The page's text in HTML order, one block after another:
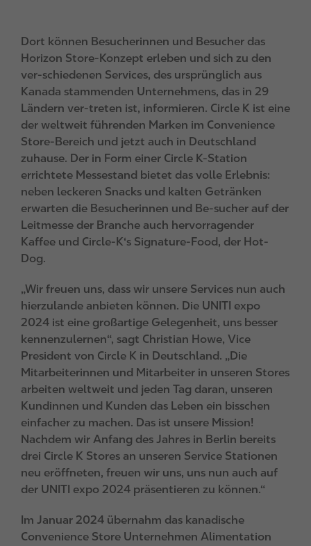
Dort können Besucherinnen und Besucher das
Horizon Store-Konzept erleben und sich zu den
ver-schiedenen Services, des ursprünglich aus
Kanada stammenden Unternehmens, das in 29
Ländern ver-treten ist, informieren. Circle K ist eine
der weltweit führenden Marken im Convenience
Store-Bereich und jetzt auch in Deutschland
zuhause. Der in Form einer Circle K-Station
errichtete Messestand bietet das volle Erlebnis:
neben leckeren Snacks und kalten Getränken
erwarten die Besucherinnen und Be-sucher auf der
Leitmesse der Branche auch hervorragender
Kaffee und Circle-K‘s Signature-Food, der Hot-
Dog.
„Wir freuen uns, dass wir unsere Services nun auch
hierzulande anbieten können. Die UNITI expo
2024 ist eine großartige Gelegenheit, uns besser
kennenzulernen“, sagt Christian Howe, Vice
President von Circle K in Deutschland. „Die
Mitarbeiterinnen und Mitarbeiter in unseren Stores
arbeiten weltweit und jeden Tag daran, unseren
Kundinnen und Kunden das Leben ein bisschen
einfacher zu machen. Das ist unsere Mission!
Nachdem wir Anfang des Jahres in Berlin bereits
drei Circle K Stores an unseren Service Stationen
neu eröffneten, freuen wir uns, uns nun auch auf
der UNITI expo 2024 präsentieren zu können.“
Im Januar 2024 übernahm das kanadische
Convenience Store Unternehmen Alimentation